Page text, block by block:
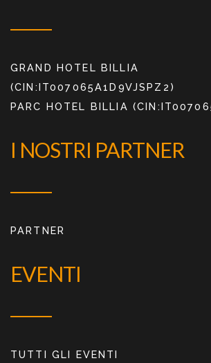
GRAND HOTEL BILLIA
(CIN:IT007065A1D9VJSPZ2)
PARC HOTEL BILLIA
I NOSTRI PARTNER
PARTNER
EVENTI
TUTTI GLI EVENTI